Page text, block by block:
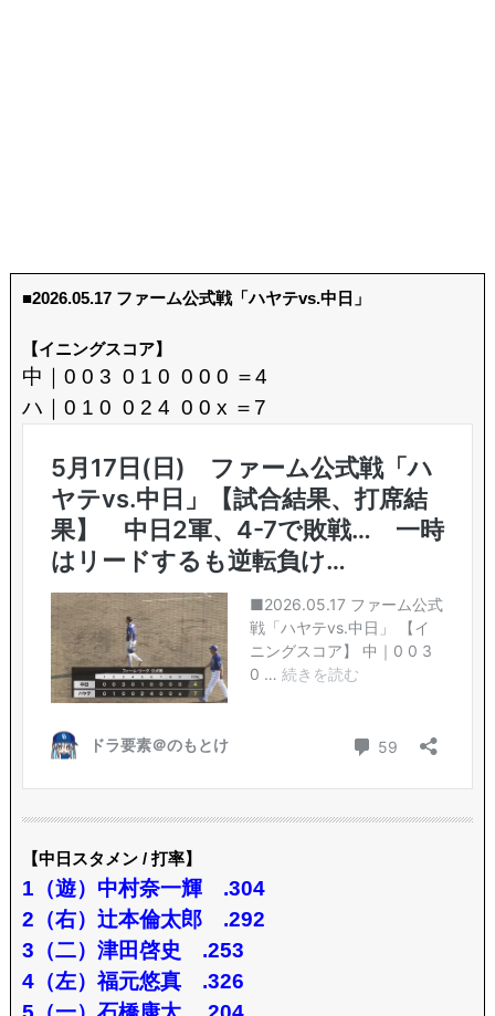
■2026.05.17 ファーム公式戦「ハヤテvs.中日」
【イニングスコア】
中｜0 0 3 0 1 0 0 0 0 ＝4
ハ｜0 1 0 0 2 4 0 0 x ＝7
【中日スタメン / 打率】
1（遊）中村奈一輝 .304
2（右）辻本倫太郎 .292
3（二）津田啓史 .253
4（左）福元悠真 .326